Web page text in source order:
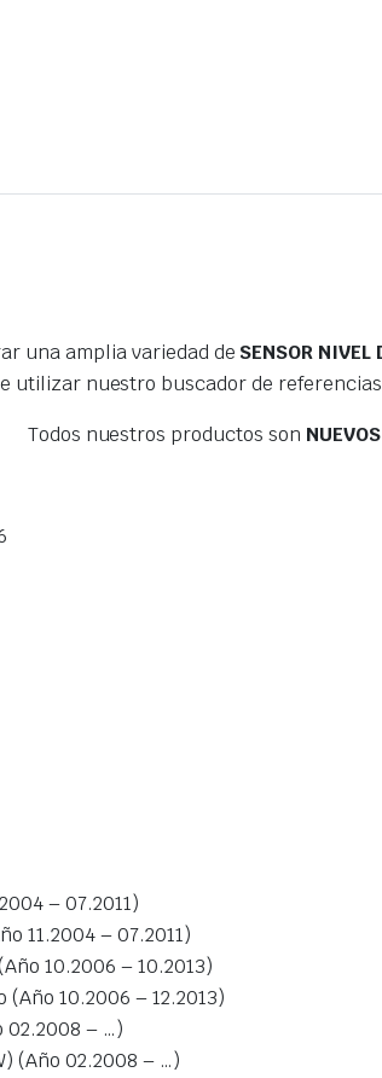
una amplia variedad de SENSOR NIVEL
utilizar nuestro buscador de
Todos nuestros productos son NUEVOS
– 07.2011)
11.2004 – 07.2011)
10.2006 – 10.2013)
(Año 10.2006 – 12.2013)
02.2008 – …)
(Año 02.2008 – …)